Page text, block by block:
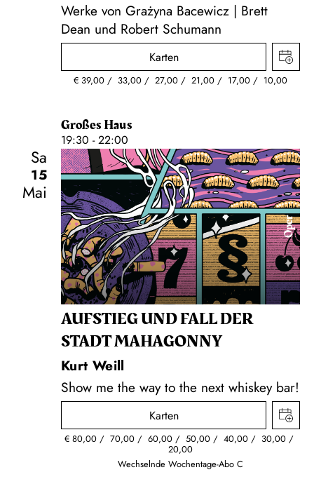
Werke von Grażyna Bacewicz | Brett
Dean und Robert Schumann
Karten
€ 39,00 33,00 27,00 21,00 17,00 10,00
Großes Haus
19:30 - 22:00
Sa
15
Mai
Oper
AUFSTIEG UND FALL DER
STADT MAHAGONNY
Kurt Weill
Show me the way to the next whiskey bar!
Karten
€ 80,00 70,00 60,00 50,00 40,00 30,00
20,00
Wechselnde Wochentage-Abo C